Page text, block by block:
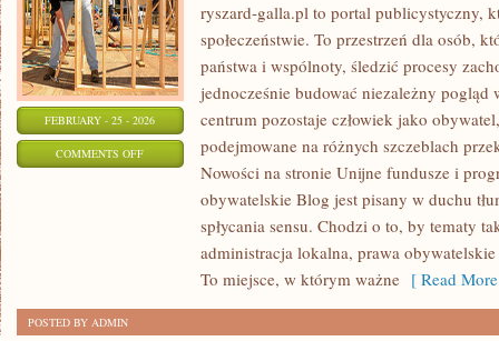
FEBRUARY - 25 - 2026
COMMENTS OFFON
FUNDUSZE
PROGRAMY
ryszard-galla.pl to portal publicystyczny,
społeczeństwie. To przestrzeń dla osób,
państwa i wspólnoty, śledzić procesy
jednocześnie budować niezależny
centrum pozostaje człowiek jako
podejmowane na różnych szczeblach
Nowości na stronie Unijne fundusze i
obywatelskie Blog jest pisany w duchu
spłycania sensu. Chodzi o to, by tematy
administracja lokalna, prawa
To miejsce, w którym ważne [ Read
POSTED BY ADMIN